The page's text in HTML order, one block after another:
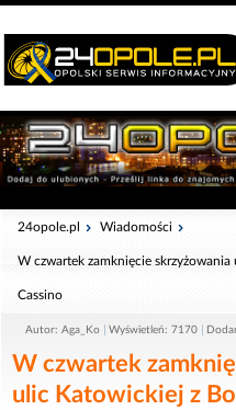
24opole.pl Wiadomości
W czwartek zamknięcie
Cassino
Autor: Aga_Ko Wyświetleń: 7170
W czwartek
ulic Katowickiej z